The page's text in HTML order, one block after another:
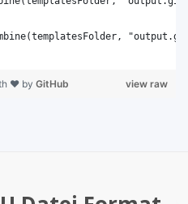
view raw
❤ by GitHub